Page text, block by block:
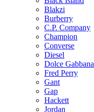
Blakzi
Burberry
C.P. Company
Champion
Converse
Diesel
Dolce Gabbana
Fred Perry
Gant
Gap
Hackett
Jordan